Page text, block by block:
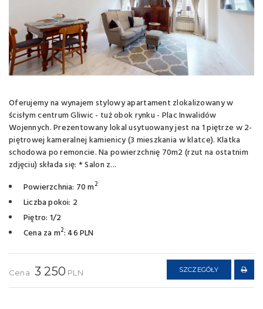
Oferujemy na wynajem stylowy apartament zlokalizowany w
ścisłym centrum Gliwic - tuż obok rynku - Plac Inwalidów
Wojennych. Prezentowany lokal usytuowany jest na 1 piętrze w 2-
piętrowej kameralnej kamienicy (3 mieszkania w klatce). Klatka
schodowa po remoncie. Na powierzchnię 70m2 (rzut na ostatnim
zdjęciu) składa się: * Salon z...
Powierzchnia: 70 m2
Liczba pokoi: 2
Piętro: 1/2
Cena za m2: 46 PLN
Cena 3 250 PLN SZCZEGÓŁY